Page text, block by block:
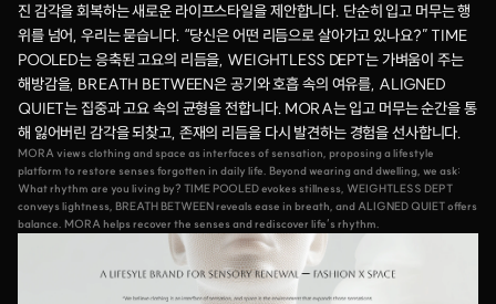
진 감각을 회복하는 새로운 라이프스타일을 제안합니다. 단순히 입고 머무는 행
위를 넘어, 우리는 묻습니다. “당신은 어떤 리듬으로 살아가고 있나요?” TIME
POOLED는 응축된 고요의 리듬을, WEIGHTLESS DEPT는 가벼움이 주는
해방감을, BREATH BETWEEN은 공기와 호흡 속의 여유를, ALIGNED
QUIET는 집중과 고요 속의 균형을 전합니다. MORA는 입고 머무는 순간을 통
해 잃어버린 감각을 되찾고, 존재의 리듬을 다시 발견하는 경험을 선사합니다.
MORA views clothing and space as interfaces of sensation, proposing a lifestyle
platform to restore senses forgotten in daily life. Beyond wearing and dwelling, we ask:
What rhythm are you living by? TIME POOLED evokes stillness, WEIGHTLESS DEPT
conveys lightness, BREATH BETWEEN reveals ease in breath, and ALIGNED QUIET offers
balance. MORA helps recover the senses and rediscover life’s rhythm.